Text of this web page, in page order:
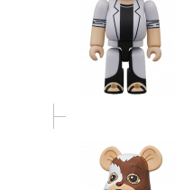
BE＠RBRICK GIZMO
400％